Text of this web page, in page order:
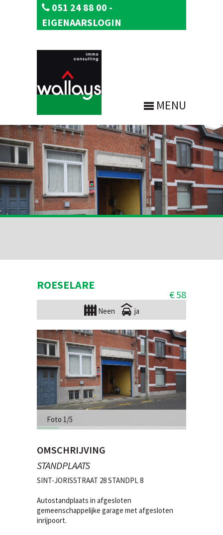
051 24 88 00 -
EIGENAARSLOGIN
MENU
ROESELARE
€ 58
Neen ja
Foto 1/5
OMSCHRIJVING
STANDPLAATS
SINT-JORISSTRAAT 28 STANDPL 8
Autostandplaats in afgesloten
gemeenschappelijke garage met afgesloten
inrijpoort.